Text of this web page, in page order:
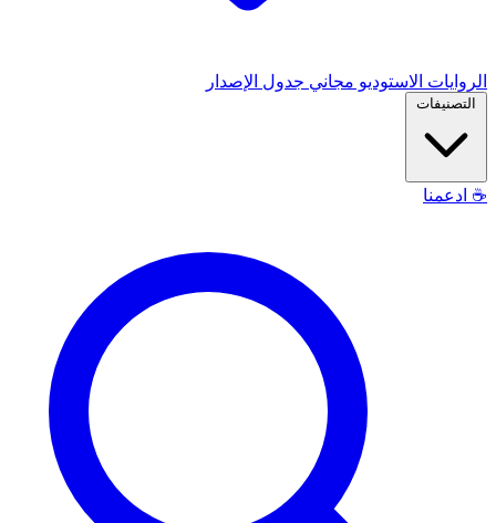
الروايات الاستوديو مجاني جدول الإصدار
التصنيفات
☕ ادعمنا